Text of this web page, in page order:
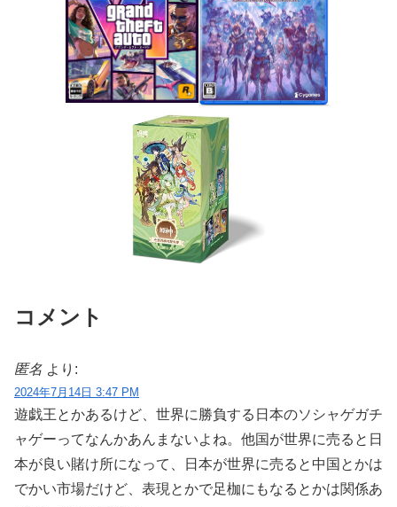
コメント
匿名 より:
2024年7月14日 3:47 PM
遊戯王とかあるけど、世界に勝負する日本のソシャゲガチ
ャゲーってなんかあんまないよね。他国が世界に売ると日
本が良い賭け所になって、日本が世界に売ると中国とかは
でかい市場だけど、表現とかで足枷にもなるとかは関係あ